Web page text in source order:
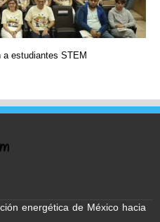
estudiantes STEM
energética de México hacia